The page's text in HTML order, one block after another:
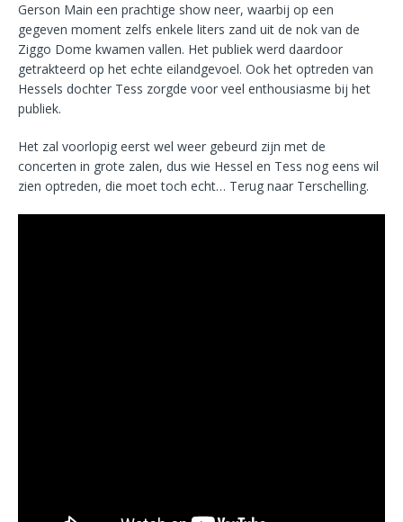
Gerson Main een prachtige show neer, waarbij op een
gegeven moment zelfs enkele liters zand uit de nok van de
Ziggo Dome kwamen vallen. Het publiek werd daardoor
getrakteerd op het echte eilandgevoel. Ook het optreden van
Hessels dochter Tess zorgde voor veel enthousiasme bij het
publiek.
Het zal voorlopig eerst wel weer gebeurd zijn met de
concerten in grote zalen, dus wie Hessel en Tess nog eens wil
zien optreden, die moet toch echt… Terug naar Terschelling.